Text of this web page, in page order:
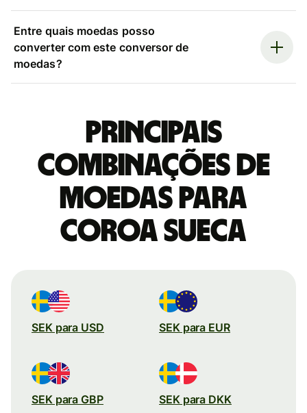
Entre quais moedas posso
converter com este conversor de
moedas?
Principais
combinações de
moedas para
Coroa sueca
SEK para USD SEK para EUR
SEK para GBP SEK para DKK